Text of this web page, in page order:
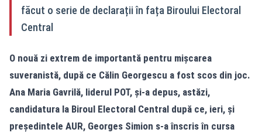
făcut o serie de declarații în fața Biroului Electoral
Central
O nouă zi extrem de importantă pentru mișcarea
suveranistă, după ce Călin Georgescu a fost scos din joc.
Ana Maria Gavrilă, liderul POT, și-a depus, astăzi,
candidatura la Biroul Electoral Central după ce, ieri, și
președintele AUR, Georges Simion s-a înscris în cursa